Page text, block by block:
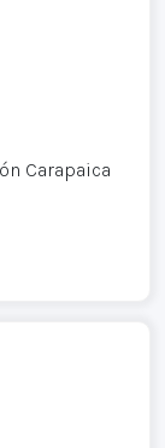
Carapaica